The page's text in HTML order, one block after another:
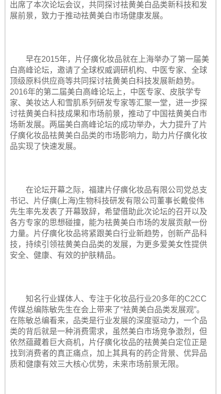
出席了本次论坛会议，共同探讨祛黄美白品类新科技和发
展前景，致力于推动祛黄美白市场健康发展。
早在2015年，片仔癀化妆品就在上海举办了第一届美
白高峰论坛，邀请了全球权威调研机构、中医专家、全球
顶级原料供应商等共同探讨祛黄美白科技发展新趋势。
2016年的第二届美白高峰论坛上，中医专家、皮肤学专
家、美妆达人和雪肌系列研发专家等汇聚一堂，进一步探
讨祛黄美白科技成果和市场前景，推动了中国祛黄美白市
场新发展。两届美白高峰论坛的成功举办，大力提升了片
仔癀化妆品祛黄美白品类的市场影响力，助力片仔癀化妆
品实现了快速发展。
在论坛开幕之际，福建片仔癀化妆品有限公司党总支
书记、片仔癀(上海)生物科技研发有限公司董事长戴俊伟
先生率先发表了开幕致辞，希望借助此次论坛的召开以及
各方专家的思想碰撞，能为祛黄美白市场的发展贡献一份
力量。片仔癀化妆品将紧跟美白行业新趋势，创新产品科
技，持续引领祛黄美白品类的发展，为更多爱美女性提供
安全、健康、有效的护肤精品。
知名行业媒体人、专注于化妆品行业20多年的C2CC
传媒总编陈敏先生在会上带来了“祛黄美白品类发展观”。
在陈敏总编看来，品类是行业发展的深度驱动力，一个品
类的背后就是一种消费需求，虽然美白市场竞争激烈，但
依然蕴藏着巨大商机，片仔癀化妆品的祛黄美白定位正是
找到消费者的真正痛点，加上其具有的药企背景、优异品
质和健康有效三大核心优势，未来市场前景无限。